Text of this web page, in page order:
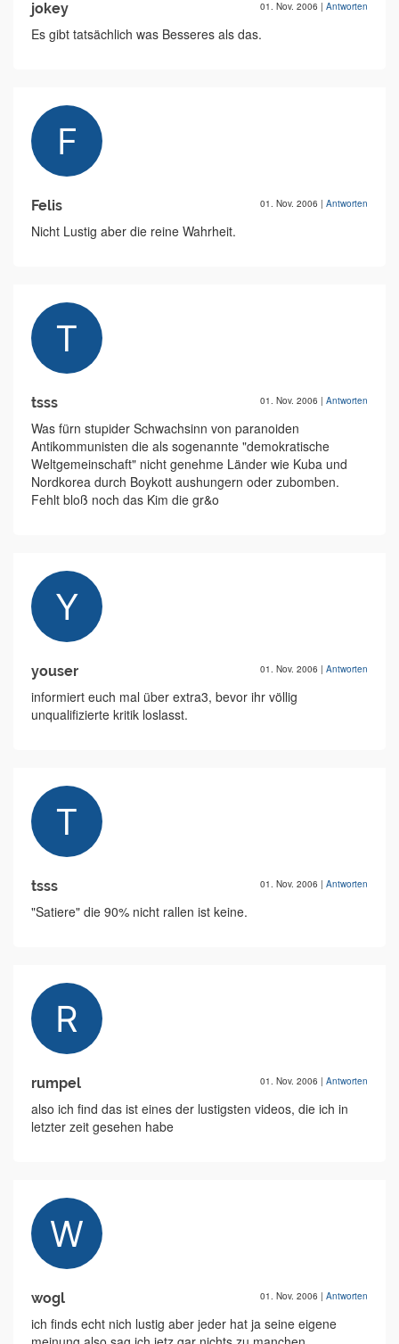
jokey 01. Nov. 2006 | Antworten
Es gibt tatsächlich was Besseres als das.
Felis 01. Nov. 2006 | Antworten
Nicht Lustig aber die reine Wahrheit.
tsss 01. Nov. 2006 | Antworten
Was fürn stupider Schwachsinn von paranoiden
Antikommunisten die als sogenannte "demokratische
Weltgemeinschaft" nicht genehme Länder wie Kuba und
Nordkorea durch Boykott aushungern oder zubomben.
Fehlt bloß noch das Kim die gr&o
youser 01. Nov. 2006 | Antworten
informiert euch mal über extra3, bevor ihr völlig
unqualifizierte kritik loslasst.
tsss 01. Nov. 2006 | Antworten
"Satiere" die 90% nicht rallen ist keine.
rumpel 01. Nov. 2006 | Antworten
also ich find das ist eines der lustigsten videos, die ich in
letzter zeit gesehen habe
wogl 01. Nov. 2006 | Antworten
ich finds echt nich lustig aber jeder hat ja seine eigene